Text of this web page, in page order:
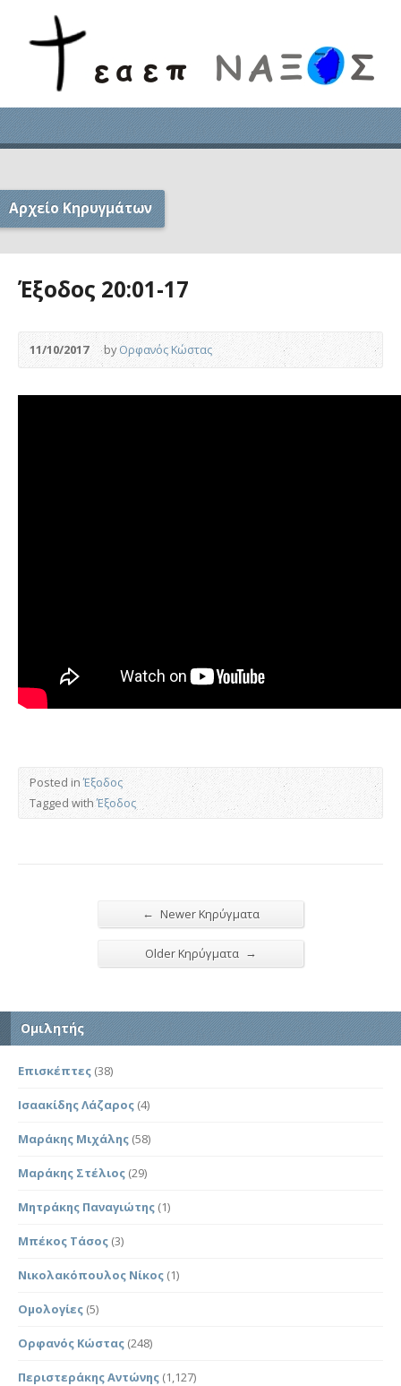
Αρχείο Κηρυγμάτων
Έξοδος 20:01-17
11/10/2017 byΟρφανός Κώστας
Posted inΈξοδος
Tagged withΈξοδος
← Newer Κηρύγματα
Older Κηρύγματα →
Ομιλητής
Επισκέπτες (38)
Ισαακίδης Λάζαρος (4)
Μαράκης Μιχάλης (58)
Μαράκης Στέλιος (29)
Μητράκης Παναγιώτης (1)
Μπέκος Τάσος (3)
Νικολακόπουλος Νίκος (1)
Ομολογίες (5)
Ορφανός Κώστας (248)
Περιστεράκης Αντώνης (1,127)